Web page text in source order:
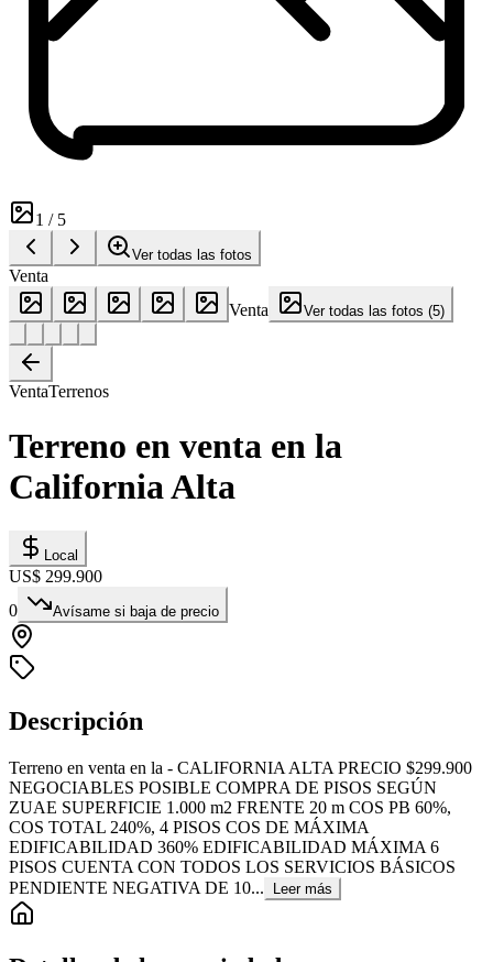
1 / 5
Ver todas las fotos
Venta
Venta
Ver todas las fotos (5)
VentaTerrenos
Terreno en venta en la
California Alta
Local
US$ 299.900
0
Avísame si baja de precio
Descripción
Terreno en venta en la - CALIFORNIA ALTA PRECIO $299.900
NEGOCIABLES POSIBLE COMPRA DE PISOS SEGÚN
ZUAE SUPERFICIE 1.000 m2 FRENTE 20 m COS PB 60%,
COS TOTAL 240%, 4 PISOS COS DE MÁXIMA
EDIFICABILIDAD 360% EDIFICABILIDAD MÁXIMA 6
PISOS CUENTA CON TODOS LOS SERVICIOS BÁSICOS
PENDIENTE NEGATIVA DE 10...
Leer más